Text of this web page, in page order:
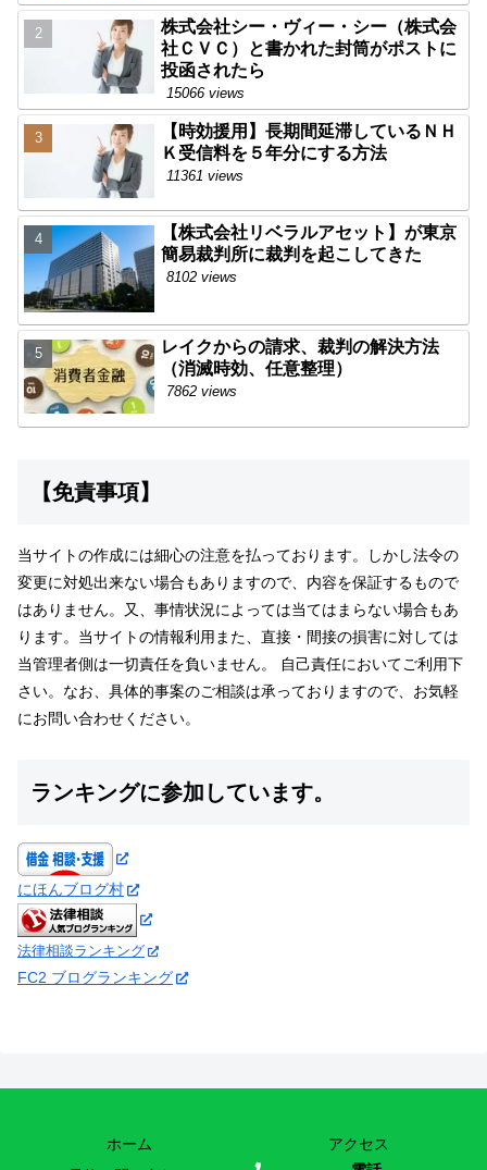
株式会社シー・ヴィー・シー（株式会
社ＣＶＣ）と書かれた封筒がポストに
投函されたら
15066 views
【時効援用】長期間延滞しているＮＨ
Ｋ受信料を５年分にする方法
11361 views
【株式会社リベラルアセット】が東京
簡易裁判所に裁判を起こしてきた
8102 views
レイクからの請求、裁判の解決方法
（消滅時効、任意整理）
7862 views
【免責事項】
当サイトの作成には細心の注意を払っております。しかし法令の
変更に対処出来ない場合もありますので、内容を保証するもので
はありません。又、事情状況によっては当てはまらない場合もあ
ります。当サイトの情報利用また、直接・間接の損害に対しては
当管理者側は一切責任を負いません。 自己責任においてご利用下
さい。なお、具体的事案のご相談は承っておりますので、お気軽
にお問い合わせください。
ランキングに参加しています。
にほんブログ村
法律相談ランキング
FC2 ブログランキング
ホーム
アクセス